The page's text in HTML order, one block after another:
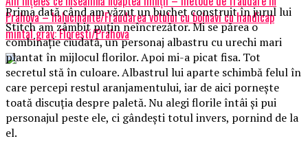
Prahova – halucinante/Fraudarea votului cu bolnavi cu handicap
mintal grav: Floresti/Prahova
Prima dată când am văzut un buchet construit în jurul lui
Stitch am zâmbit puțin neîncrezător. Mi se părea o
combinație ciudată, un personaj albastru cu urechi mari
plantat în mijlocul florilor. Apoi mi-a picat fisa. Tot
secretul stă în culoare. Albastrul lui aparte schimbă felul în
care percepi restul aranjamentului, iar de aici pornește
toată discuția despre paletă. Nu alegi florile întâi și pui
personajul peste ele, ci gândești totul invers, pornind de la
el.